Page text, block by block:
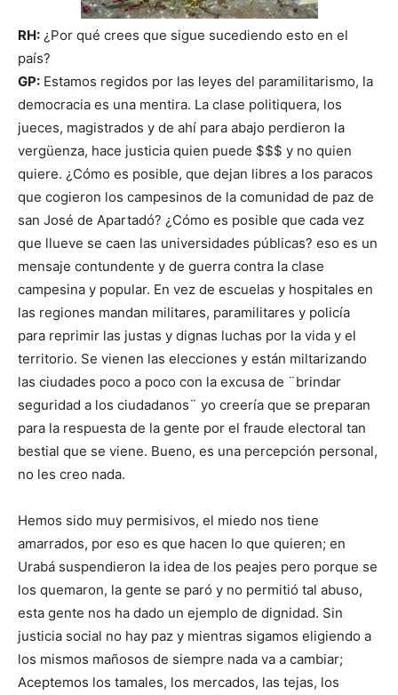
RH: ¿Por qué crees que sigue sucediendo esto en el
país?
GP: Estamos regidos por las leyes del paramilitarismo, la
democracia es una mentira. La clase politiquera, los
jueces, magistrados y de ahí para abajo perdieron la
vergüenza, hace justicia quien puede $$$ y no quien
quiere. ¿Cómo es posible, que dejan libres a los paracos
que cogieron los campesinos de la comunidad de paz de
san José de Apartadó? ¿Cómo es posible que cada vez
que llueve se caen las universidades públicas? eso es un
mensaje contundente y de guerra contra la clase
campesina y popular. En vez de escuelas y hospitales en
las regiones mandan militares, paramilitares y policía
para reprimir las justas y dignas luchas por la vida y el
territorio. Se vienen las elecciones y están miltarizando
las ciudades poco a poco con la excusa de ¨brindar
seguridad a los ciudadanos¨ yo creería que se preparan
para la respuesta de la gente por el fraude electoral tan
bestial que se viene. Bueno, es una percepción personal,
no les creo nada.
Hemos sido muy permisivos, el miedo nos tiene
amarrados, por eso es que hacen lo que quieren; en
Urabá suspendieron la idea de los peajes pero porque se
los quemaron, la gente se paró y no permitió tal abuso,
esta gente nos ha dado un ejemplo de dignidad. Sin
justicia social no hay paz y mientras sigamos eligiendo a
los mismos mañosos de siempre nada va a cambiar;
Aceptemos los tamales, los mercados, las tejas, los